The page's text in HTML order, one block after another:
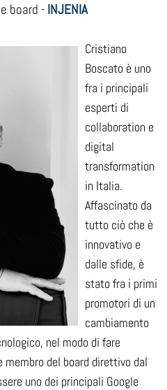
board - INJENIA
Cristiano
Boscato è uno
fra i principali
esperti di
collaboration e
digital
transformation
in Italia.
Affascinato da
tutto ciò che è
innovativo e
dalle sfide, è
stato fra i primi
promotori di un
cambiamento
nel modo di fare
membro del board direttivo dal
uno dei principali Google